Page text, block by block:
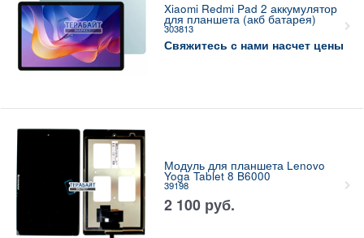
Xiaomi Redmi Pad 2 аккумулятор
для планшета (акб батарея)
303813
Свяжитесь с нами насчет цены
Модуль для планшета Lenovo
Yoga Tablet 8 B6000
39198
2 100 руб.